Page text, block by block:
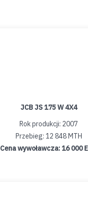
JCB JS 175 W 4X4
Rok produkcji: 2007
Przebieg: 12 848 MTH
Cena wywoławcza:16 000